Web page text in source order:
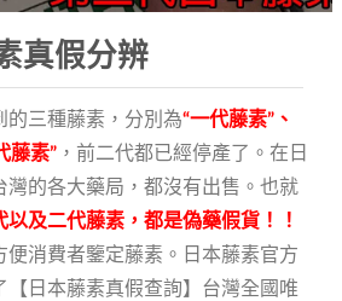
真假分辨
的三種藤素，分別為“一代藤素”、
藤素” ，前二代都已經停產了。在日
灣的各大藥局，都沒有出售。也就
以及二代藤素，都是偽藥假貨！！
便消費者鑒定藤素。日本藤素官方
【日本藤素真假查詢】台灣全國唯